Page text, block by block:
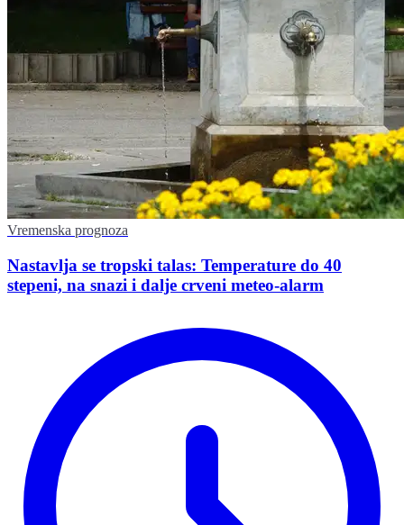
Vremenska prognoza
Nastavlja se tropski talas: Temperature do 40
stepeni, na snazi i dalje crveni meteo-alarm